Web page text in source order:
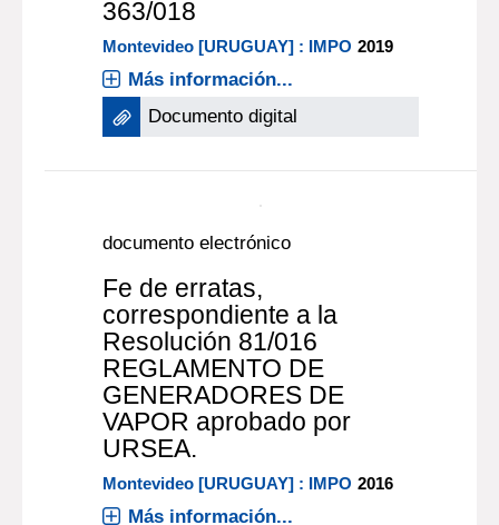
documento electrónico
Fe de erratas
correspondiente al Decreto